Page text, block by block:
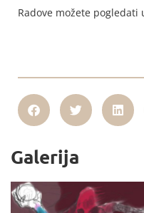
Radove možete
Galerija